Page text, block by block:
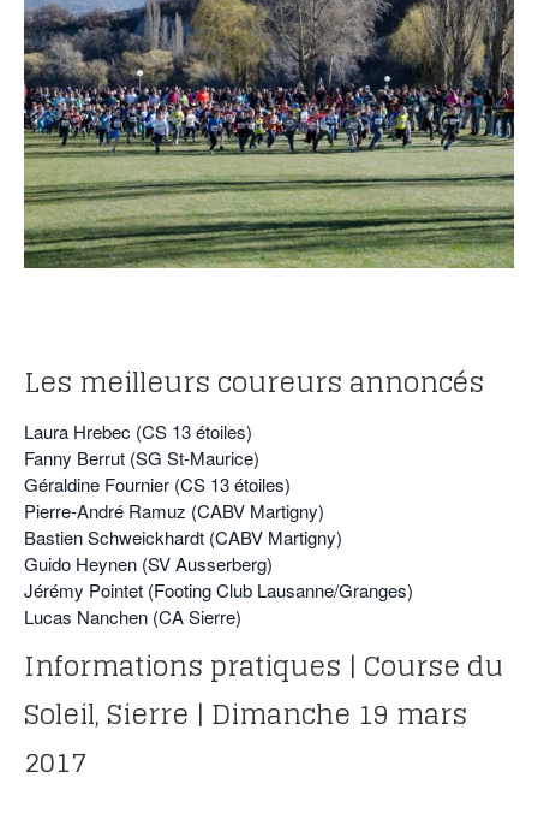
POURQUOI ATHLE.CH ?
ATHLE.CH RÉGIONS | VAUD
HIGHLIGHTS
LIVRES
Les meilleurs coureurs annoncés
Laura Hrebec (CS 13 étoiles)
Fanny Berrut (SG St-Maurice)
Géraldine Fournier (CS 13 étoiles)
Pierre-André Ramuz (CABV Martigny)
Bastien Schweickhardt (CABV Martigny)
Guido Heynen (SV Ausserberg)
Jérémy Pointet (Footing Club Lausanne/Granges)
Lucas Nanchen (CA Sierre)
Informations pratiques | Course du
Soleil, Sierre | Dimanche 19 mars
2017